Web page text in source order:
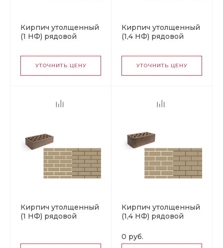
Кирпич утолщенный
(1 НФ) рядовой
«Абрикос» М 150,
УТОЧНИТЬ ЦЕНУ
Кирпич утолщенный
(1,4 НФ) рядовой
«Абрикос» М 150,
УТОЧНИТЬ ЦЕНУ
Кирпич утолщенный
(1 НФ) рядовой
НКЗ
Кирпич утолщенный
(1,4 НФ) рядовой
«Коричневый» М 150,
НКЗ
0 руб.